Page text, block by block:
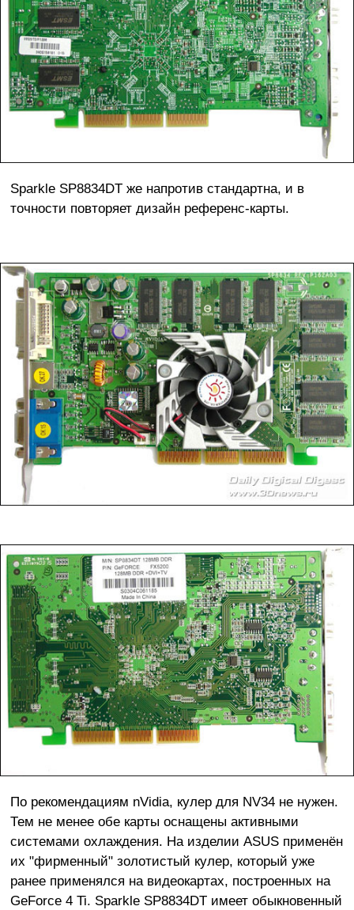
Sparkle SP8834DT же напротив стандартна, и в
точности повторяет дизайн референс-карты.
По рекомендациям nVidia, кулер для NV34 не нужен.
Тем не менее обе карты оснащены активными
системами охлаждения. На изделии ASUS применён
их "фирменный" золотистый кулер, который уже
ранее применялся на видеокартах, построенных на
GeForce 4 Ti. Sparkle SP8834DT имеет обыкновенный